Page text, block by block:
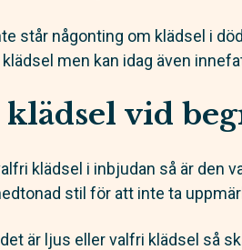
står någonting om klädsel i
men kan idag även
vid
klädsel i inbjudan så är den
stil för att inte ta
är ljus eller valfri klädsel så